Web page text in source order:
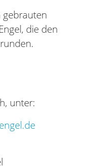
gebrauten
die den
unter: